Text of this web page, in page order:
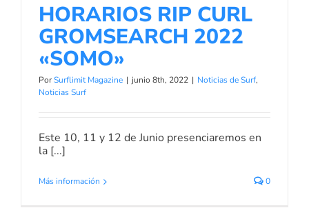
HORARIOS RIP CURL
GROMSEARCH 2022
«SOMO»
PorSurflimit Magazine | junio 8th, 2022 | Noticias de Surf,
Noticias Surf
Este 10, 11 y 12 de Junio presenciaremos en
la [...]
Más información 0